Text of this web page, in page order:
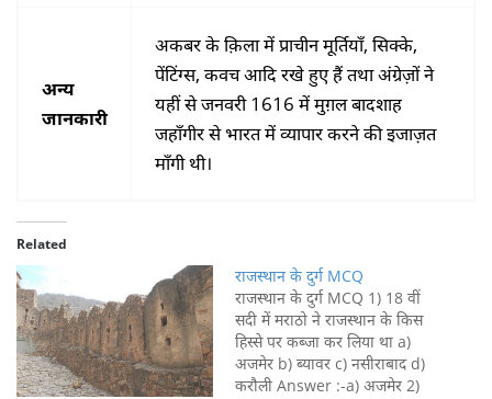
अन्य
जानकारी
अकबर के क़िला में प्राचीन मूर्तियाँ, सिक्के,
पेंटिंग्स, कवच आदि रखे हुए हैं तथा अंग्रेज़ों ने
यहीं से जनवरी 1616 में मुग़ल बादशाह
जहाँगीर से भारत में व्यापार करने की इजाज़त
माँगी थी।
Related
राजस्थान के दुर्ग MCQ
राजस्थान के दुर्ग MCQ 1) 18 वीं
सदी में मराठो ने राजस्थान के किस
हिस्से पर कब्जा कर लिया था a)
अजमेर b) ब्यावर c) नसीराबाद d)
करौली Answer :-a) अजमेर 2)